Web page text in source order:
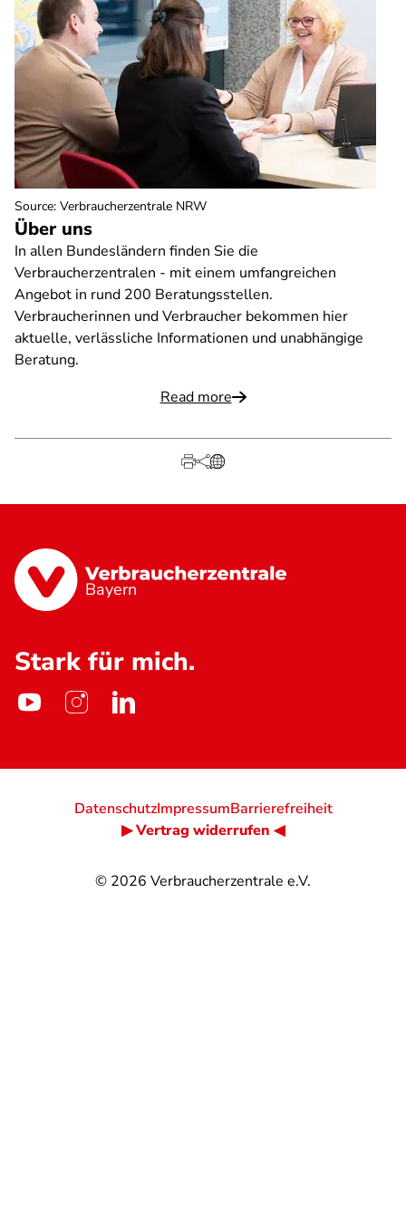
Über uns
In allen Bundesländern finden Sie die
Verbraucherzentralen - mit einem umfangreichen
Angebot in rund 200 Beratungsstellen.
Verbraucherinnen und Verbraucher bekommen hier
aktuelle, verlässliche Informationen und unabhängige
Beratung.
Read more
Source: Verbraucherzentrale NRW
Bayern
Stark für mich.
© 2026 Verbraucherzentrale e.V.
DatenschutzImpressumBarrierefreiheit
▶ Vertrag widerrufen ◀